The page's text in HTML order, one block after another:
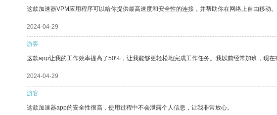
这款加速器VPM应用程序可以给你提供最高速度和安全性的连接，并帮助你在网络上自由移动。
2024-04-29
游客
这款app让我的工作效率提高了50%，让我能够更轻松地完成工作任务。我以前经常加班，现
2024-04-29
游客
这款加速器app的安全性很高，使用过程中不会泄露个人信息，让我非常放心。